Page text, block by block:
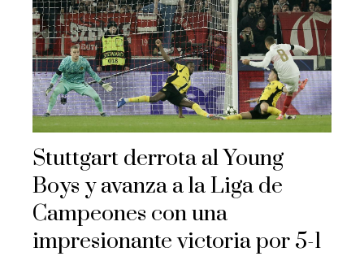
Stuttgart derrota al Young
Boys y avanza a la Liga de
Campeones con una
impresionante victoria por 5-1